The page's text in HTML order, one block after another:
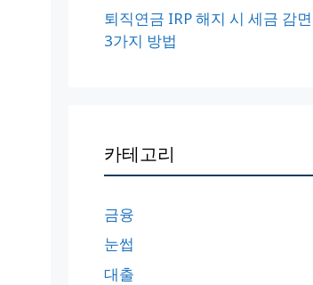
퇴직연금 IRP 해지 시 세금 감
3가지 방법
카테고리
금융
눈썹
대출